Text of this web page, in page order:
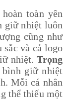
hoàn toàn yên
giữ nhiệt luôn
cũng như
sắc và cả logo
nhiệt. Trọng
bình giữ nhiệt
Mỗi cá nhân
thể thiếu một